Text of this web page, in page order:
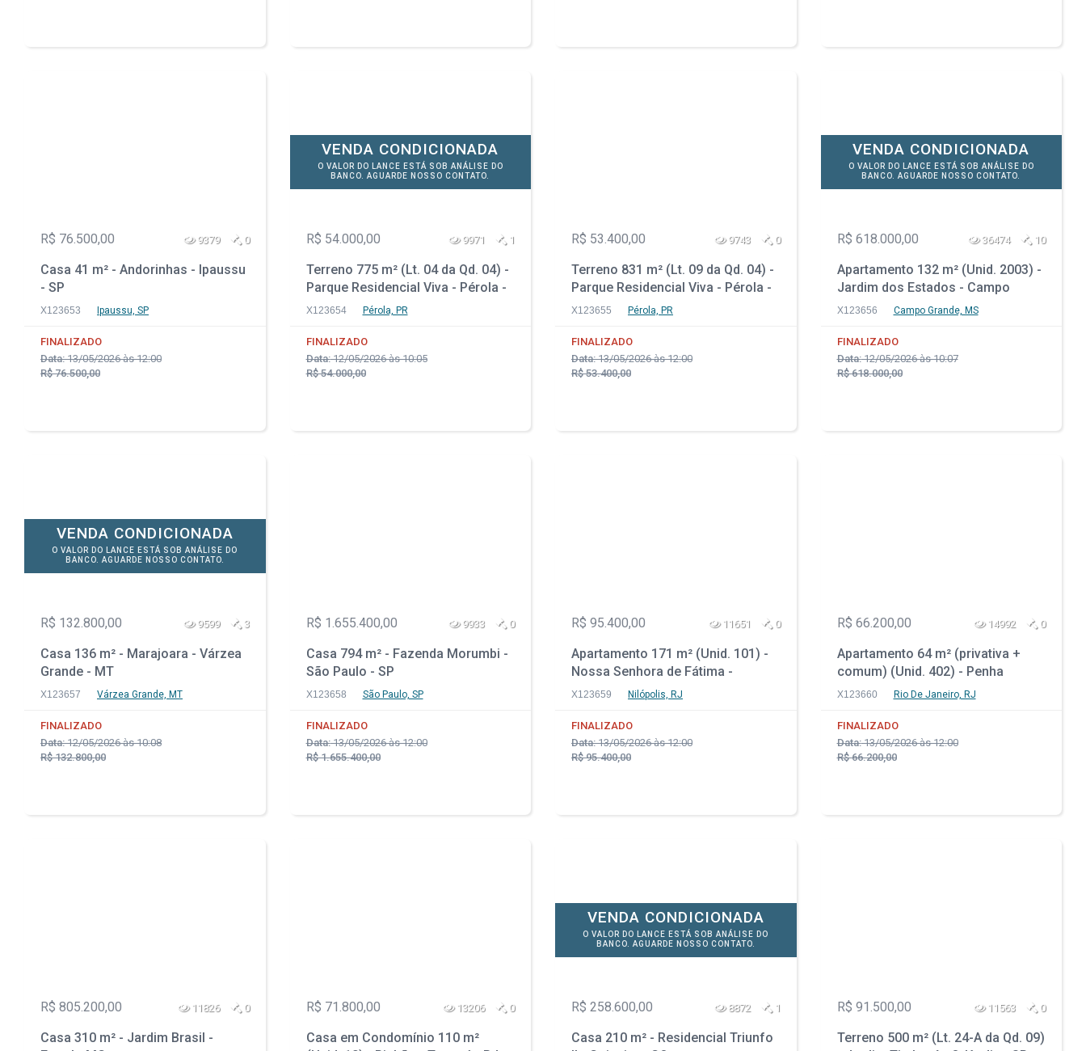
R$ 76.500,00 9379 0
Casa 41 m² - Andorinhas - Ipaussu
- SP
X123653 Ipaussu, SP
FINALIZADO
Data:13/05/2026 às 12:00
R$ 76.500,00
VENDA CONDICIONADA
O VALOR DO LANCE ESTÁ SOB ANÁLISE DO
BANCO. AGUARDE NOSSO CONTATO.
R$ 54.000,00 9971 1
Terreno 775 m² (Lt. 04 da Qd. 04) -
Parque Residencial Viva - Pérola -
PR
X123654 Pérola, PR
FINALIZADO
Data:12/05/2026 às 10:05
R$ 54.000,00
R$ 53.400,00 9743 0
Terreno 831 m² (Lt. 09 da Qd. 04) -
Parque Residencial Viva - Pérola -
PR
X123655 Pérola, PR
FINALIZADO
Data:13/05/2026 às 12:00
R$ 53.400,00
VENDA CONDICIONADA
O VALOR DO LANCE ESTÁ SOB ANÁLISE DO
BANCO. AGUARDE NOSSO CONTATO.
R$ 618.000,00 36474 10
Apartamento 132 m² (Unid. 2003) -
Jardim dos Estados - Campo
Grande - MS
X123656 Campo Grande, MS
FINALIZADO
Data:12/05/2026 às 10:07
R$ 618.000,00
VENDA CONDICIONADA
O VALOR DO LANCE ESTÁ SOB ANÁLISE DO
BANCO. AGUARDE NOSSO CONTATO.
R$ 132.800,00 9599 3
Casa 136 m² - Marajoara - Várzea
Grande - MT
X123657 Várzea Grande, MT
FINALIZADO
Data:12/05/2026 às 10:08
R$ 132.800,00
R$ 1.655.400,00 9933 0
Casa 794 m² - Fazenda Morumbi -
São Paulo - SP
X123658 São Paulo, SP
FINALIZADO
Data:13/05/2026 às 12:00
R$ 1.655.400,00
R$ 95.400,00 11651 0
Apartamento 171 m² (Unid. 101) -
Nossa Senhora de Fátima -
Nilópolis - RJ
X123659 Nilópolis, RJ
FINALIZADO
Data:13/05/2026 às 12:00
R$ 95.400,00
R$ 66.200,00 14992 0
Apartamento 64 m² (privativa +
comum) (Unid. 402) - Penha
Circular - Rio de Janeiro - RJ
X123660 Rio De Janeiro, RJ
FINALIZADO
Data:13/05/2026 às 12:00
R$ 66.200,00
R$ 805.200,00 11826 0
Casa 310 m² - Jardim Brasil -
R$ 71.800,00 13206 0
Casa em Condomínio 110 m²
VENDA CONDICIONADA
O VALOR DO LANCE ESTÁ SOB ANÁLISE DO
BANCO. AGUARDE NOSSO CONTATO.
R$ 258.600,00 8872 1
Casa 210 m² - Residencial Triunfo
R$ 91.500,00 11563 0
Terreno 500 m² (Lt. 24-A da Qd. 09)